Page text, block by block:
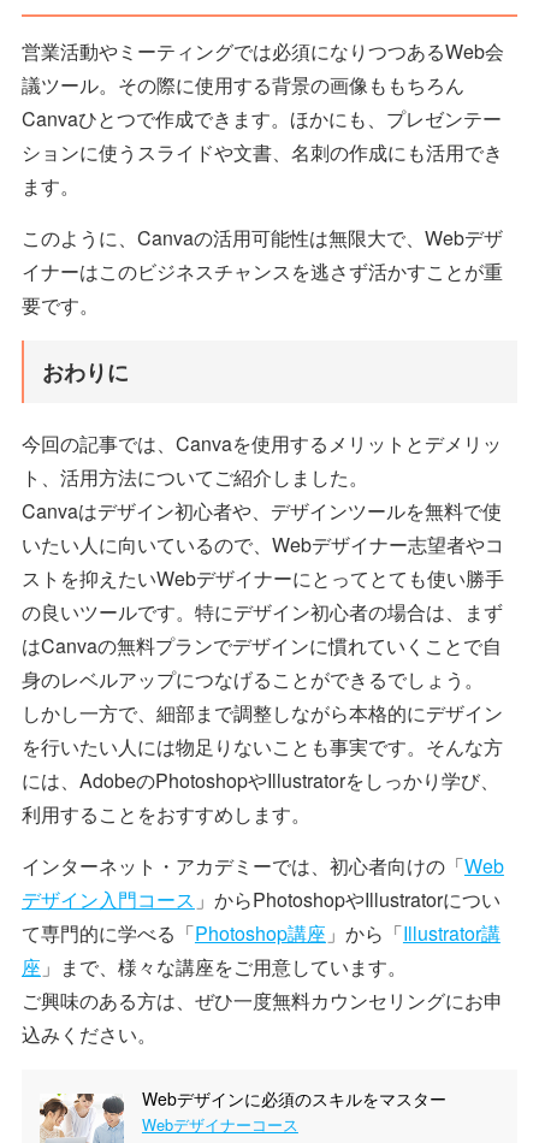
営業活動やミーティングでは必須になりつつあるWeb会
議ツール。その際に使用する背景の画像ももちろん
Canvaひとつで作成できます。ほかにも、プレゼンテー
ションに使うスライドや文書、名刺の作成にも活用でき
ます。
このように、Canvaの活用可能性は無限大で、Webデザ
イナーはこのビジネスチャンスを逃さず活かすことが重
要です。
おわりに
今回の記事では、Canvaを使用するメリットとデメリッ
ト、活用方法についてご紹介しました。
Canvaはデザイン初心者や、デザインツールを無料で使
いたい人に向いているので、Webデザイナー志望者やコ
ストを抑えたいWebデザイナーにとってとても使い勝手
の良いツールです。特にデザイン初心者の場合は、まず
はCanvaの無料プランでデザインに慣れていくことで自
身のレベルアップにつなげることができるでしょう。
しかし一方で、細部まで調整しながら本格的にデザイン
を行いたい人には物足りないことも事実です。そんな方
には、AdobeのPhotoshopやIllustratorをしっかり学び、
利用することをおすすめします。
インターネット・アカデミーでは、初心者向けの「Web
デザイン入門コース 」からPhotoshopやIllustratorについ
て専門的に学べる「Photoshop講座 」から「Illustrator講
座 」まで、様々な講座をご用意しています。
ご興味のある方は、ぜひ一度無料カウンセリングにお申
込みください。
Webデザインに必須のスキルをマスター
Webデザイナーコース